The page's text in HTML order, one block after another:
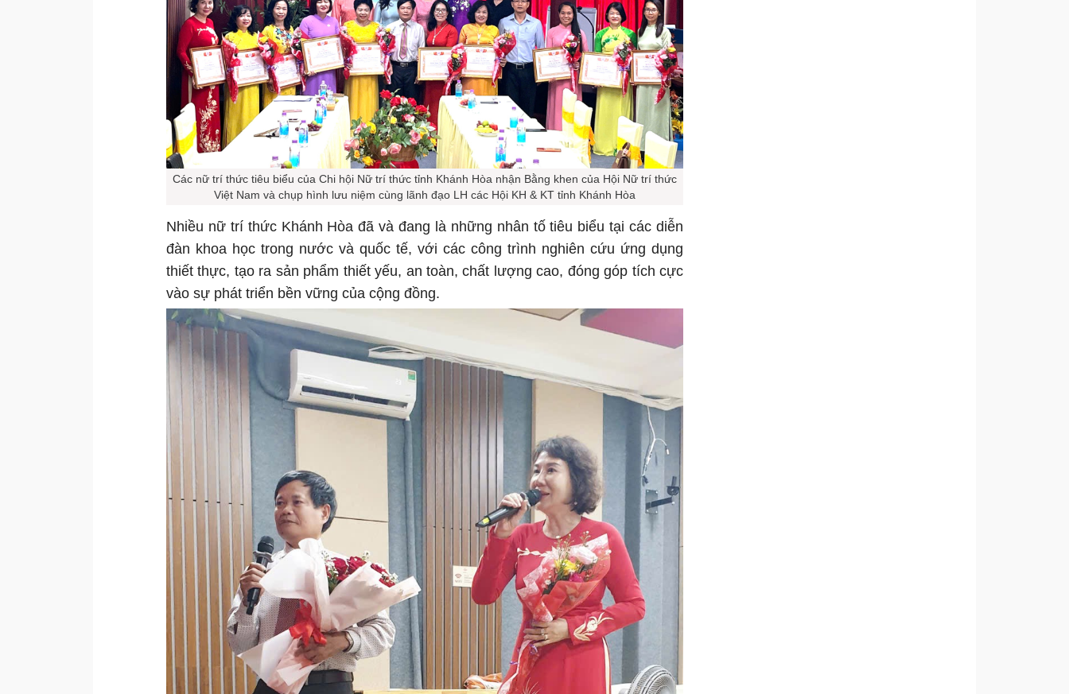
Các nữ trí thức tiêu biểu của Chi hội Nữ trí thức tỉnh Khánh Hòa nhận Bằng khen của Hội Nữ trí thức
Việt Nam và chụp hình lưu niệm cùng lãnh đạo LH các Hội KH & KT tỉnh Khánh Hòa
Nhiều nữ trí thức Khánh Hòa đã và đang là những nhân tố tiêu biểu tại các diễn
đàn khoa học trong nước và quốc tế, với các công trình nghiên cứu ứng dụng
thiết thực, tạo ra sản phẩm thiết yếu, an toàn, chất lượng cao, đóng góp tích cực
vào sự phát triển bền vững của cộng đồng.